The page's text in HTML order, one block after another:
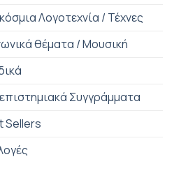
Λογοτεχνία / Τέχνες
θέματα / Μουσική
Συγγράμματα
Sellers